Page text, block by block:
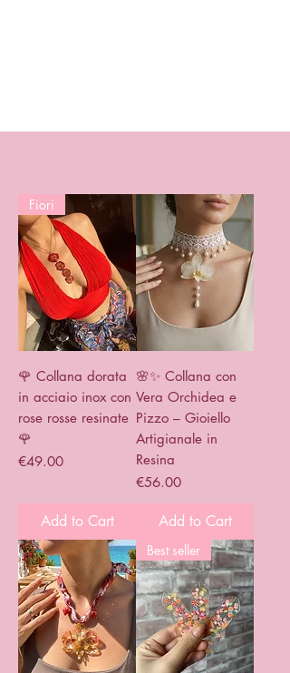
Fiori
🌹 Collana dorata
in acciaio inox con
rose rosse resinate
🌹
Price
€49.00
Add to Cart
🌸✨ Collana con
Vera Orchidea e
Pizzo – Gioiello
Artigianale in
Resina
Price
€56.00
Add to Cart
Best seller